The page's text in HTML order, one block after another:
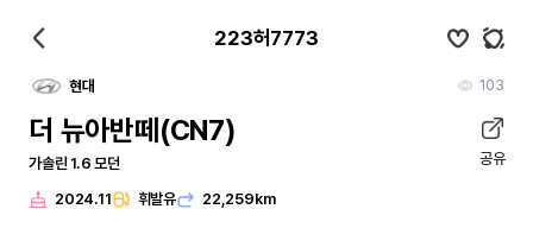
223허7773
현대 103
더 뉴아반떼(CN7)
가솔린 1.6 모던 공유
2024.11 휘발유 22,259km